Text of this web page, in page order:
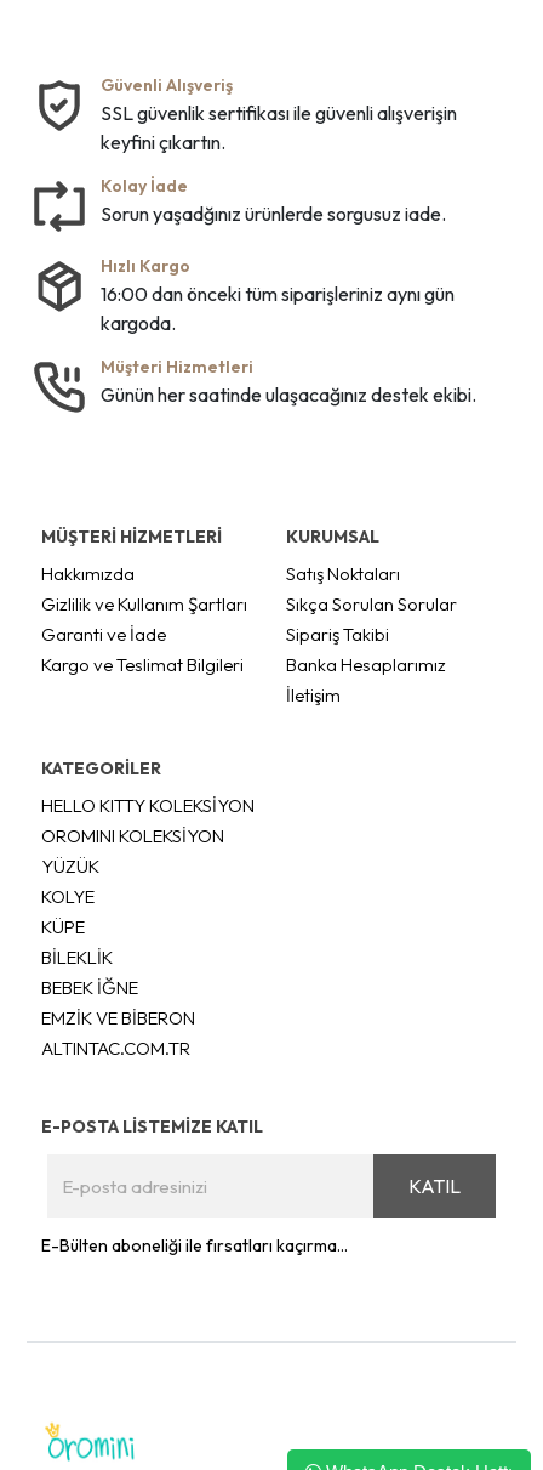
Güvenli Alışveriş
SSL güvenlik sertifikası ile güvenli alışverişin
keyfini çıkartın.
Kolay İade
Sorun yaşadğınız ürünlerde sorgusuz iade.
Hızlı Kargo
16:00 dan önceki tüm siparişleriniz aynı gün
kargoda.
Müşteri Hizmetleri
Günün her saatinde ulaşacağınız destek ekibi.
MÜŞTERİ HİZMETLERİ
Hakkımızda
Gizlilik ve Kullanım Şartları
Garanti ve İade
Kargo ve Teslimat Bilgileri
KURUMSAL
Satış Noktaları
Sıkça Sorulan Sorular
Sipariş Takibi
Banka Hesaplarımız
İletişim
KATEGORİLER
HELLO KITTY KOLEKSİYON
OROMINI KOLEKSİYON
YÜZÜK
KOLYE
KÜPE
BİLEKLİK
BEBEK İĞNE
EMZİK VE BİBERON
ALTINTAC.COM.TR
E-POSTA LİSTEMİZE KATIL
KATIL
E-Bülten aboneliği ile fırsatları kaçırma...